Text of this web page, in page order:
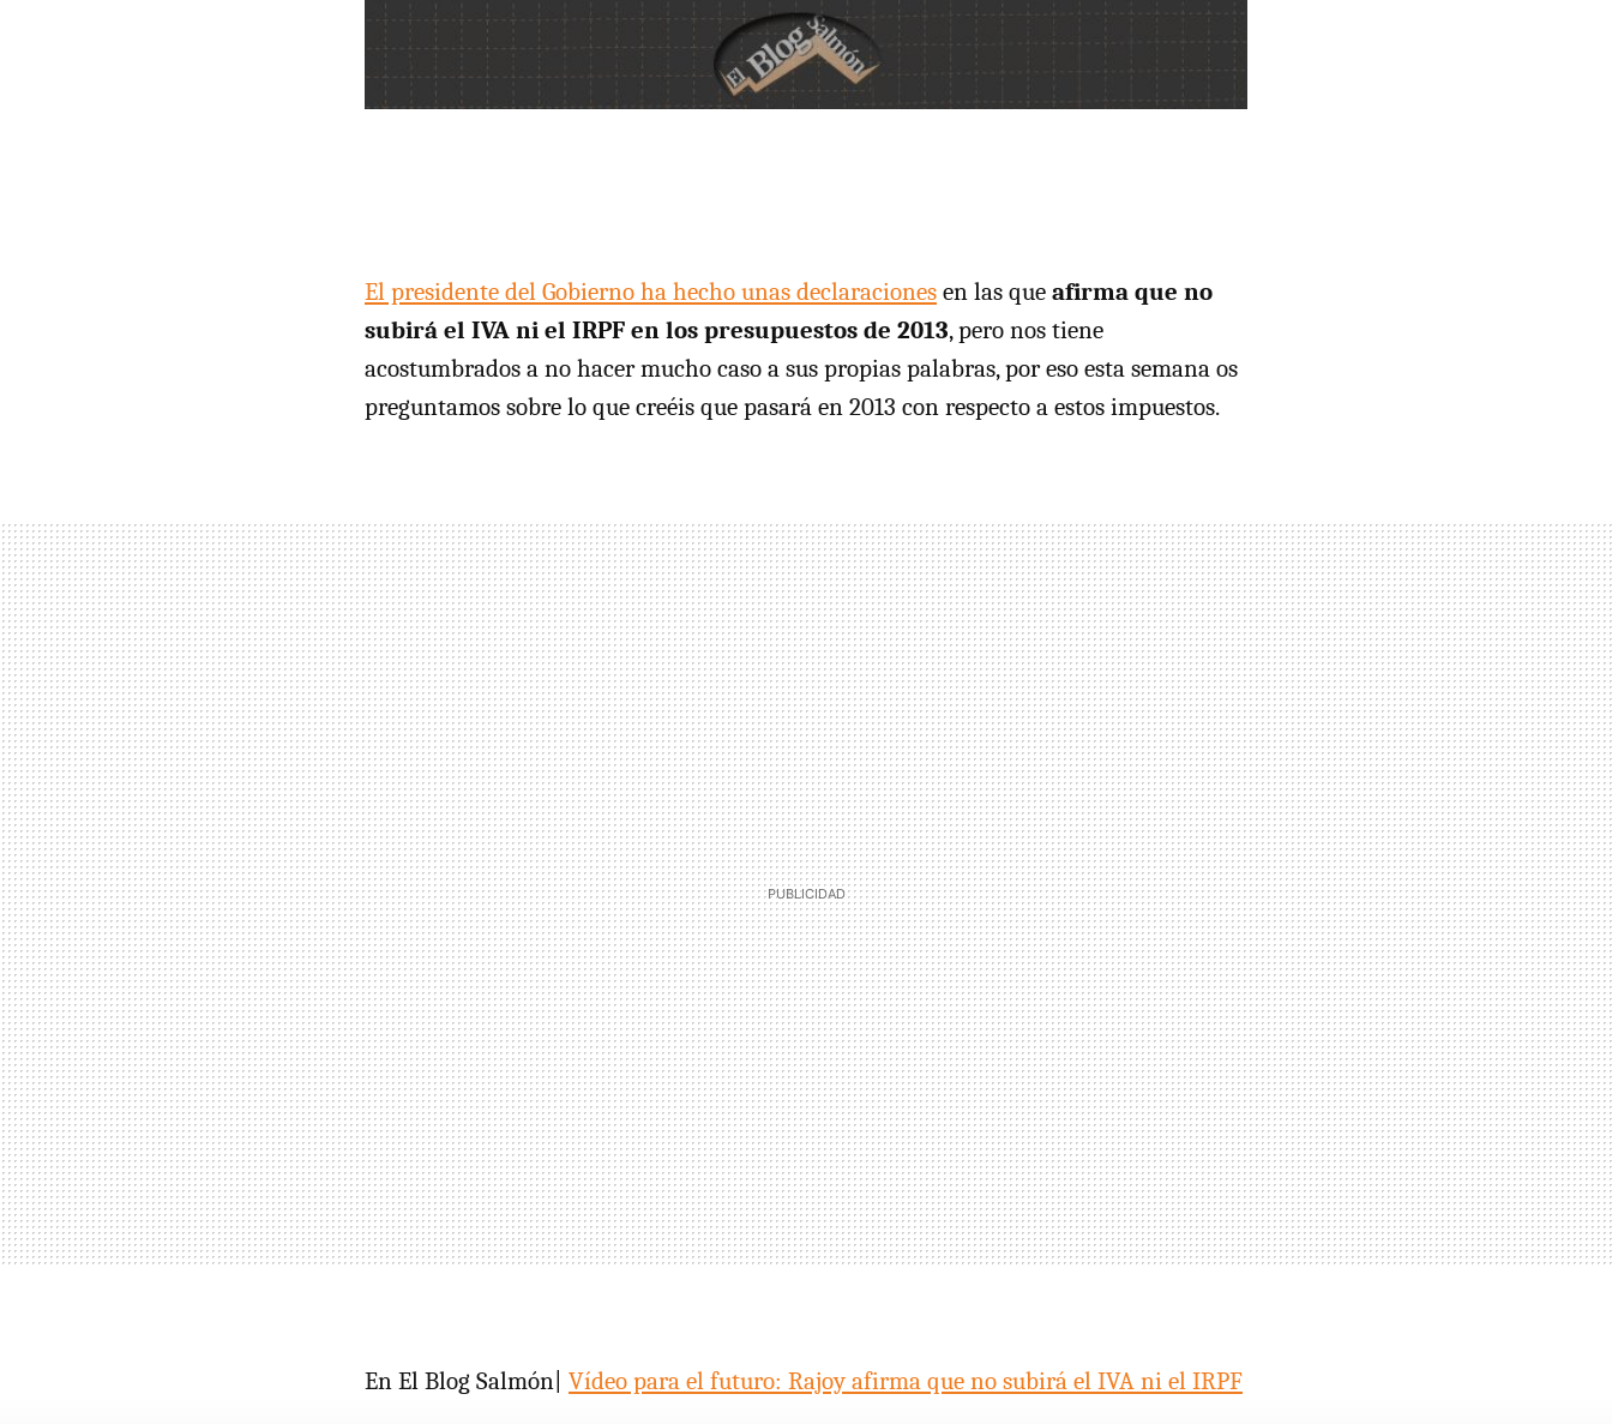
El presidente del Gobierno ha hecho unas declaraciones en las que afirma que no
subirá el IVA ni el IRPF en los presupuestos de 2013, pero nos tiene
acostumbrados a no hacer mucho caso a sus propias palabras, por eso esta semana os
preguntamos sobre lo que creéis que pasará en 2013 con respecto a estos impuestos.
En El Blog Salmón| Vídeo para el futuro: Rajoy afirma que no subirá el IVA ni el IRPF